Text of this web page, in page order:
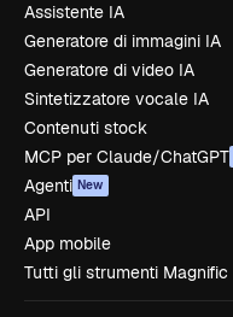
Assistente IA
Generatore di immagini IA
Generatore di video IA
Sintetizzatore vocale IA
Contenuti stock
MCP per Claude/ChatGPT
Agenti New
API
App mobile
Tutti gli strumenti Magnific